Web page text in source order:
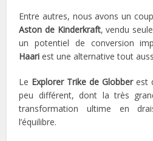
Entre autres, nous avons un
Aston de Kinderkraft, vendu
un potentiel de conversion
Haari est une alternative tout
Le Explorer Trike de Globberest
peu différent, dont la très
transformation ultime en
l’équilibre.